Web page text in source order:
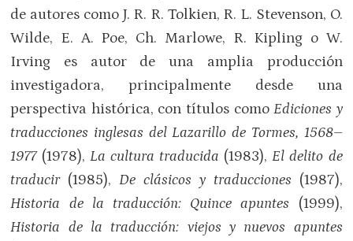
de autores como J. R. R. Tolkien, R. L. Stevenson, O.
Wilde, E. A. Poe, Ch. Marlowe, R. Kipling o W.
Irving es autor de una amplia producción
investigadora, principalmente desde una
perspectiva histórica, con títulos comoEdiciones y
traducciones inglesas del Lazarillo de Tormes, 1568–
1977(1978), La cultura traducida (1983),El delito de
traducir(1985),De clásicos y traducciones (1987),
Historia de la traducción: Quince apuntes (1999),
Historia de la traducción: viejos y nuevos apuntes